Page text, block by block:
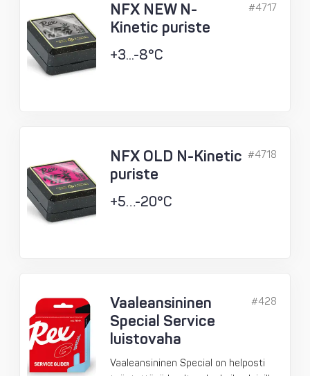
NFX NEW N-
Kinetic puriste
+3...-8°C
#4717
NFX OLD N-Kinetic
puriste
+5…-20°C
#4718
Vaaleansininen
Special Service
luistovaha
Vaaleansininen Special on helposti
#428